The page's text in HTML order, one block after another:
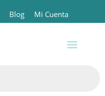
Blog Mi Cuenta